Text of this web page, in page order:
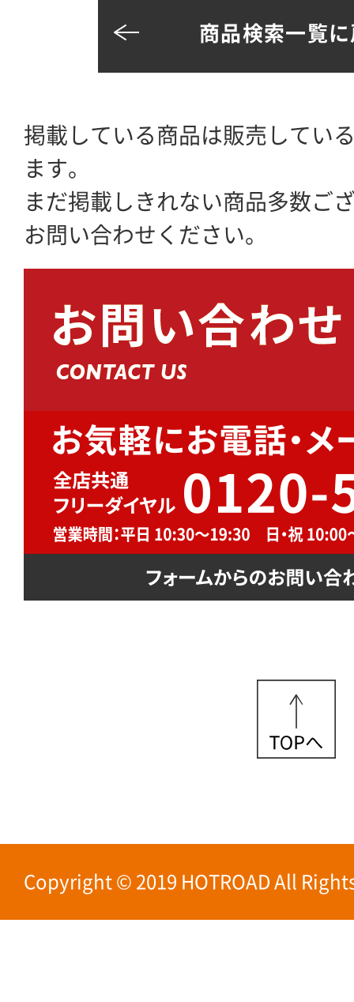
商品検索一覧
掲載している商品は販売してい
ます。
まだ掲載しきれない商品多数ご
お問い合わせください。
Copyright © 2019 HOTROAD All